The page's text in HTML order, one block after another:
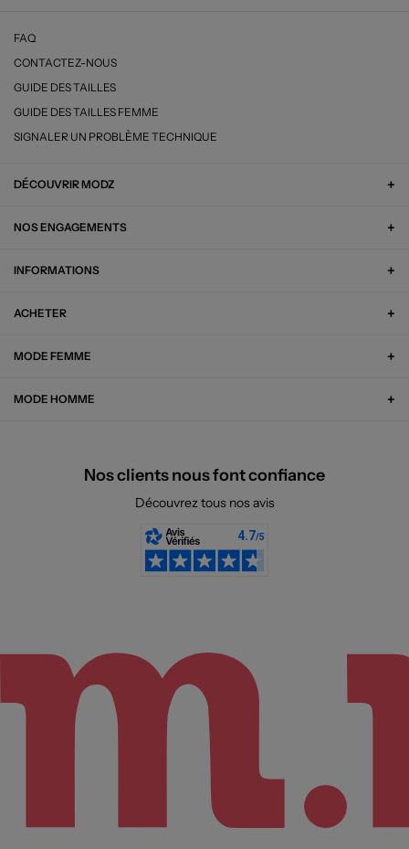
FAQ
CONTACTEZ-NOUS
GUIDE DES TAILLES
GUIDE DES TAILLES FEMME
SIGNALER UN PROBLÈME TECHNIQUE
DÉCOUVRIR MODZ
NOS ENGAGEMENTS
INFORMATIONS
ACHETER
MODE FEMME
MODE HOMME
Nos clients nous font confiance
Découvrez tous nos avis